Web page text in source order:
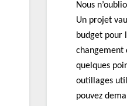
Nous
Un projet
budget pour
changement
quelques
outillages
pouvez